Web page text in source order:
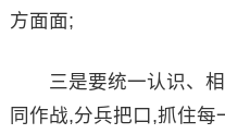
方面面;
三是要统一认识、相
同作战,分兵把口,抓住